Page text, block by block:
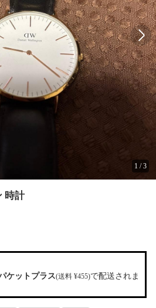
1 /3
時計
ケットプラス(送料 ¥455)で配送されま